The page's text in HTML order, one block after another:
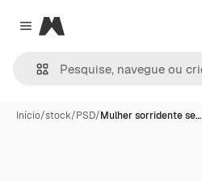
Close menu
Magnific
Início/stock/PSD/Mulher sorridente se…